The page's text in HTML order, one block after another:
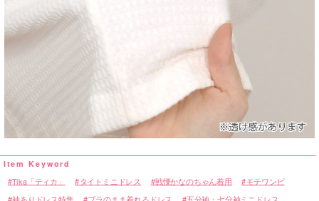
Tika「ティカ」 タイトミニドレス 戦慄かなのちゃん着用 モテワンピ
袖ありドレス特集 ブラのまま着れるドレス 五分袖・七分袖ミニドレス